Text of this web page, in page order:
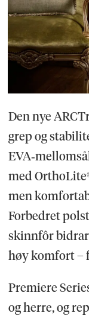
Den nye
grep og
med
men
Forbedret
skinnfôr
høy komfort –
Premiere
og herre, og